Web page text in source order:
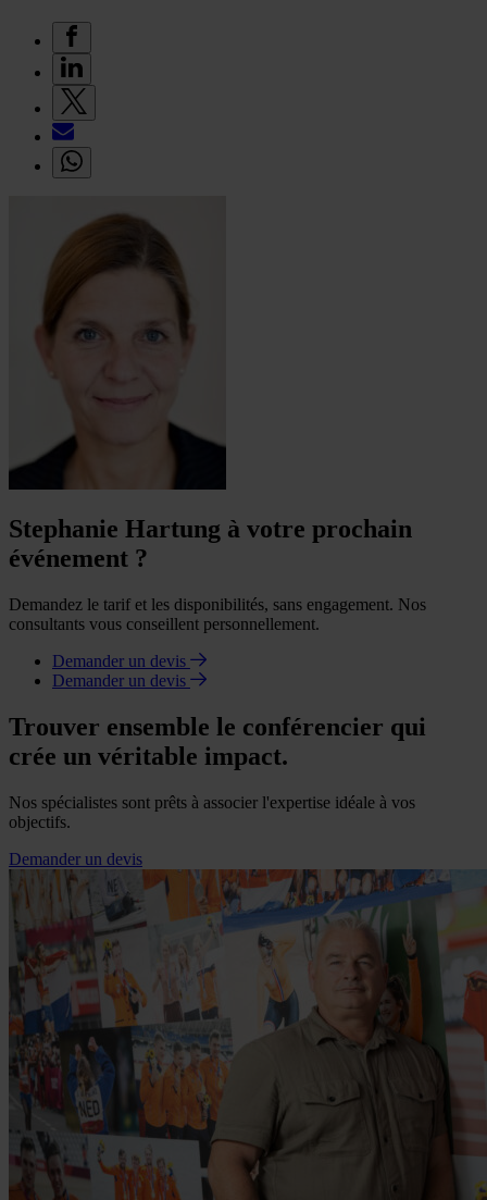
Stephanie Hartung à votre prochain
événement ?
Demandez le tarif et les disponibilités, sans engagement. Nos
consultants vous conseillent personnellement.
Demander un devis
Demander un devis
Trouver ensemble le conférencier qui
crée un véritable impact.
Nos spécialistes sont prêts à associer l'expertise idéale à vos
objectifs.
Demander un devis